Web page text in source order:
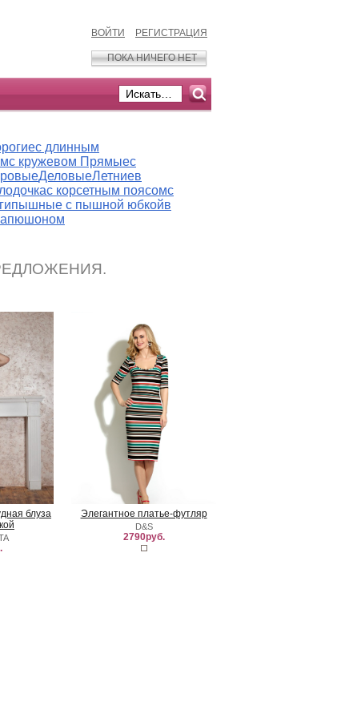
ВОЙТИ РЕГИСТРАЦИЯ
ПОКА НИЧЕГО НЕТ
с длинным
с кружевом Прямыес
ДеловыеЛетниев
с корсетным поясомс
пышные с пышной юбкойв
блуза
Элегантное платье-футляр
D&S
2790руб.